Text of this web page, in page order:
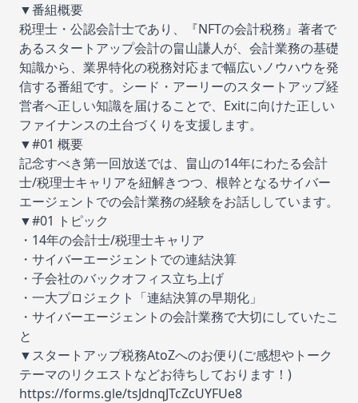
▼番組概要
税理士・公認会計士であり、『NFTの会計税務』著者で
あるスタートアップ会計の畠山謙人が、会計業務の基礎
知識から、業界特化の税務対応まで幅広いノウハウを発
信する番組です。シード・アーリーのスタートアップ経
営者へ正しい知識を届けることで、Exitに向けた正しい
ファイナンスの土台づくりを支援します。
▼#01 概要
記念すべき第一回放送では、畠山の14年にわたる会計
士/税理士キャリアを紐解きつつ、根幹となるサイバー
エージェントでの会計業務の経験をお話ししています。
▼#01 トピック
・14年の会計士/税理士キャリア
・サイバーエージェントでの連結決算
・子会社のバックオフィス立ち上げ
・一大プロジェクト「連結決算の早期化」
・サイバーエージェントの会計業務で大切にしていたこ
と
▼スタートアップ税務AtoZへのお便り(ご感想やトーク
テーマのリクエストなどお待ちしております！)
https://forms.gle/tsJdnqJTcZcUYFUe8